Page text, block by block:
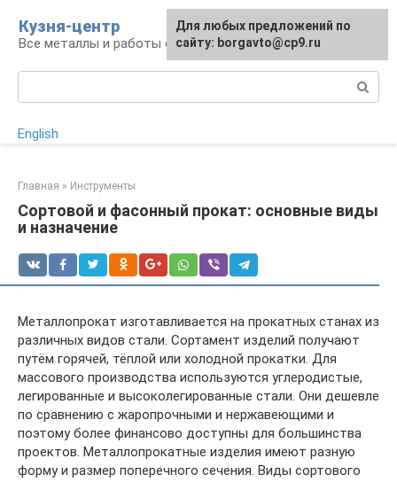
контенту
Кузня-центр
Все металлы и работы с ними
English
Главная » Инструменты
Сортовой и фасонный прокат: основные виды
и назначение
Металлопрокат изготавливается на прокатных станах из
различных видов стали. Сортамент изделий получают
путём горячей, тёплой или холодной прокатки. Для
массового производства используются углеродистые,
легированные и высоколегированные стали. Они дешевле
по сравнению с жаропрочными и нержавеющими и
поэтому более финансово доступны для большинства
проектов. Металлопрокатные изделия имеют разную
форму и размер поперечного сечения. Виды сортового
Для любых предложений по
сайту: borgavto@cp9.ru